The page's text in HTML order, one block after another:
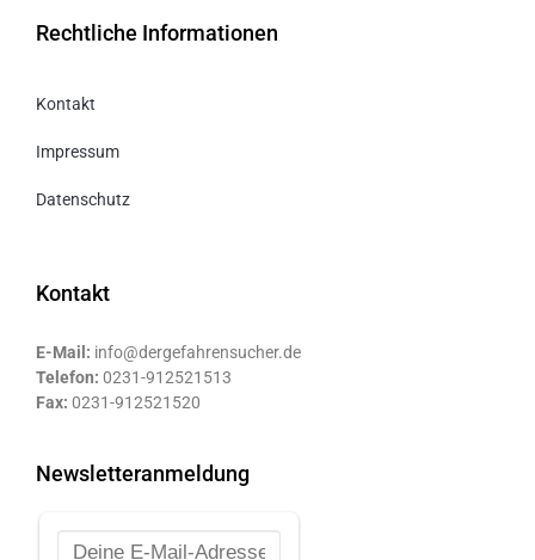
Rechtliche Informationen
Kontakt
Impressum
Datenschutz
Kontakt
E-Mail: info@dergefahrensucher.de
Telefon: 0231-912521513
Fax: 0231-912521520
Newsletteranmeldung